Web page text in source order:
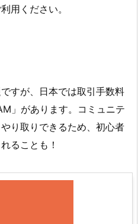
用ください。
すが、日本では取引手数料
」があります。コミュニテ
り取りできるため、初心者
ることも！